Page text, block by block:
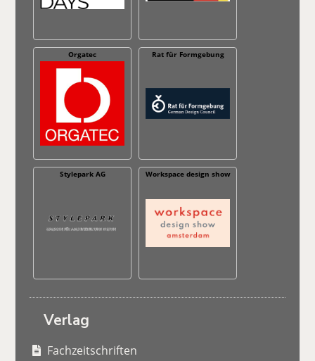
Orgatec Rat für Formgebung
Stylepark AG Workspace design show
Verlag
Fachzeitschriften